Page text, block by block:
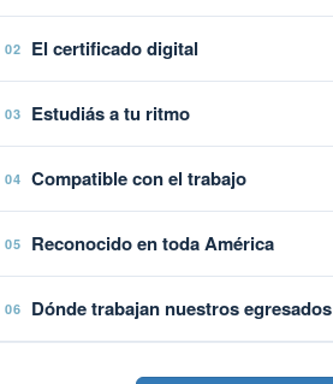
02 El certificado digital
03 Estudiás a tu ritmo
04 Compatible con el trabajo
05 Reconocido en toda América
06 Dónde trabajan nuestros egresados